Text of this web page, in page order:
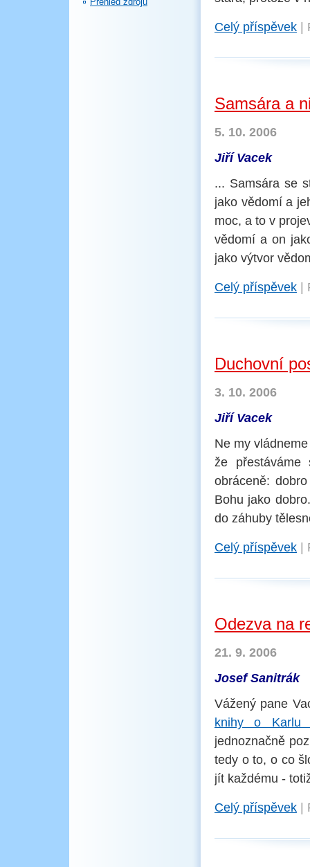
Celý příspěvek
Samsára a
5. 10. 2006
Jiří Vacek
... Samsára se
jako vědomí a
moc, a to v
vědomí a on
jako výtvor
Celý příspěvek
Duchovní
3. 10. 2006
Jiří Vacek
Ne my
že přestáváme
obráceně:
Bohu jako
do záhuby
Celý příspěvek
Odezva na
21. 9. 2006
Josef Sanitrák
Vážený pane
knihy o Karlu
jednoznačně
tedy o to, o co
jít každému -
Celý příspěvek